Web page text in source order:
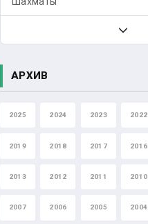
АРХИВ
2025 2024 2023 2022
2019 2018 2017 2016
2013 2012 2011 2010
2007 2006 2005 2004